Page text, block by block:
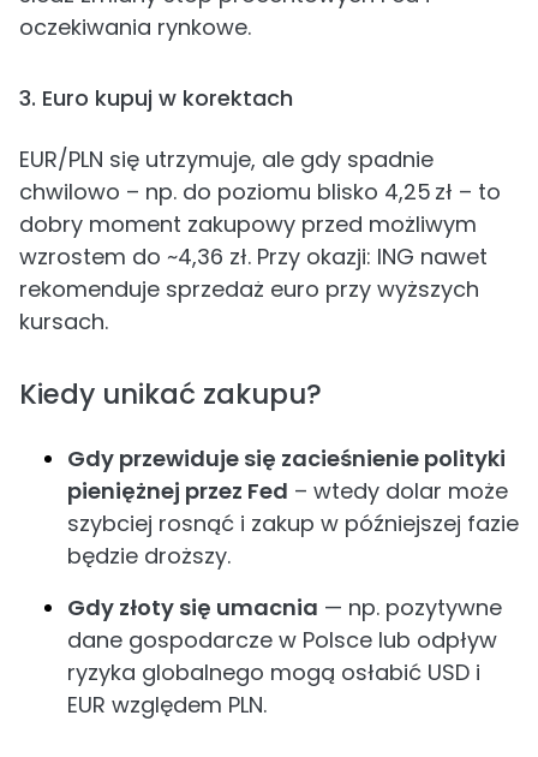
oczekiwania rynkowe.
3. Euro kupuj w korektach
EUR/PLN się utrzymuje, ale gdy spadnie
chwilowo – np. do poziomu blisko 4,25 zł – to
dobry moment zakupowy przed możliwym
wzrostem do ~4,36 zł. Przy okazji: ING nawet
rekomenduje sprzedaż euro przy wyższych
kursach.
Kiedy unikać zakupu?
Gdy przewiduje się zacieśnienie polityki
pieniężnej przez Fed – wtedy dolar może
szybciej rosnąć i zakup w późniejszej fazie
będzie droższy.
Gdy złoty się umacnia — np. pozytywne
dane gospodarcze w Polsce lub odpływ
ryzyka globalnego mogą osłabić USD i
EUR względem PLN.